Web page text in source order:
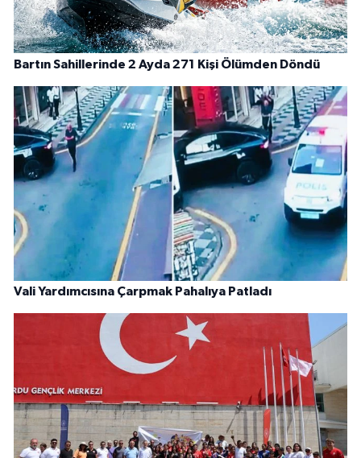
Bartın Sahillerinde 2 Ayda 271 Kişi Ölümden Döndü
Vali Yardımcısına Çarpmak Pahalıya Patladı